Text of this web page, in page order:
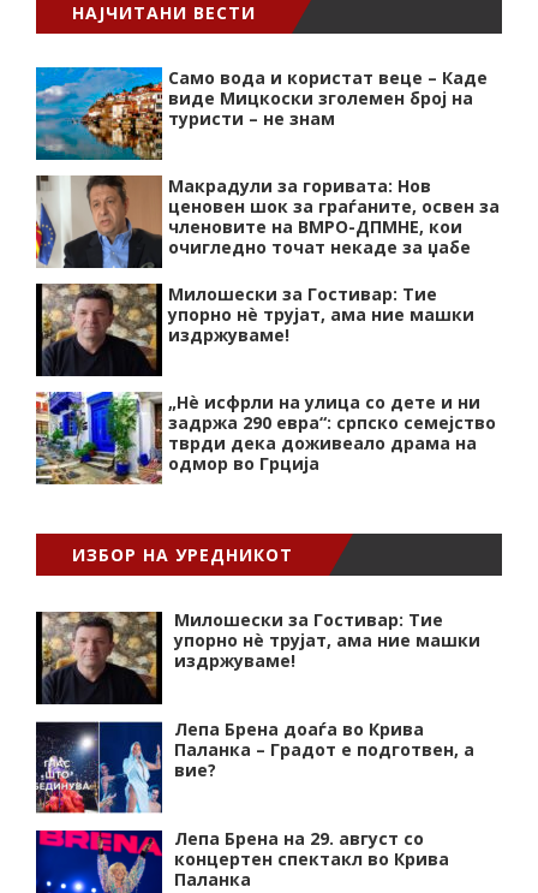
НАЈЧИТАНИ ВЕСТИ
Само вода и користат веце – Каде
виде Мицкоски зголемен број на
туристи – не знам
Макрадули за горивата: Нов
ценовен шок за граѓаните, освен за
членовите на ВМРО-ДПМНЕ, кои
очигледно точат некаде за џабе
Милошески за Гостивар: Тие
упорно нѐ трујат, ама ние машки
издржуваме!
„Нѐ исфрли на улица со дете и ни
задржа 290 евра“: српско семејство
тврди дека доживеало драма на
одмор во Грција
ИЗБОР НА УРЕДНИКОТ
Милошески за Гостивар: Тие
упорно нѐ трујат, ама ние машки
издржуваме!
Лепа Брена доаѓа во Крива
Паланка – Градот е подготвен, а
вие?
Лепа Брена на 29. август со
концертен спектакл во Крива
Паланка